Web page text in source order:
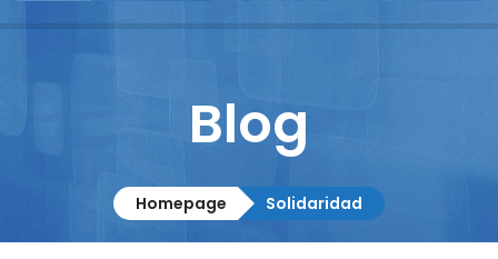
Columnistas
Contacto
Blog
Homepage Solidaridad